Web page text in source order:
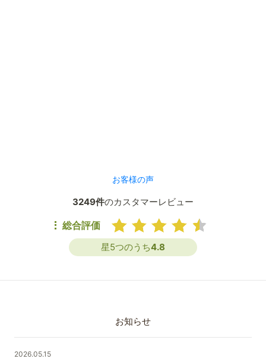
お客様の声
3249件のカスタマーレビュー
総合評価
星5つのうち4.8
お知らせ
2026.05.15